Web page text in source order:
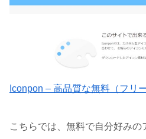
Iconpon – 高品質な無料（フリ
こちらでは、無料で自分好みの